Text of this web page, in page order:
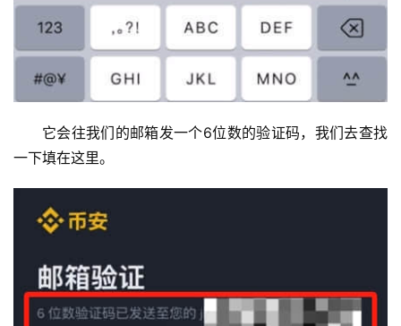
它会往我们的邮箱发一个6位数的验证码，我们去查找
一下填在这里。